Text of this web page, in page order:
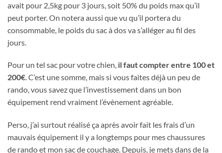
avait pour 2,5kg pour 3 jours, soit 50% du poids max qu’il
peut porter. On notera aussi que vu qu’il portera du
consommable, le poids du sac à dos va s’alléger au fil des
jours.
Pour un tel sac pour votre chien, il faut compter entre 100 et
200€. C’est une somme, mais si vous faites déjà un peu de
rando, vous savez que l’investissement dans un bon
équipement rend vraiment l’évènement agréable.
Perso, j’ai surtout réalisé ça après avoir fait les frais d’un
mauvais équipement il y a longtemps pour mes chaussures
de rando et mon sac de couchage. Depuis, je mets dans de la